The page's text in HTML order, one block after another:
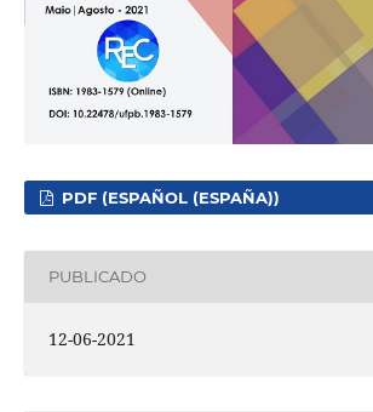
PDF (ESPAÑOL (ESPAÑA))
PUBLICADO
12-06-2021